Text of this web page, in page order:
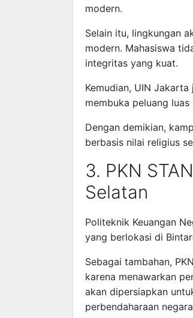
modern.
Selain itu, lingkungan
modern. Mahasiswa
integritas yang kuat.
Kemudian, UIN
membuka peluang
Dengan demikian,
berbasis nilai religius
3. PKN
Selatan
Politeknik Keuangan
yang berlokasi di
Sebagai tambahan,
karena menawarkan
akan dipersiapkan
perbendaharaan